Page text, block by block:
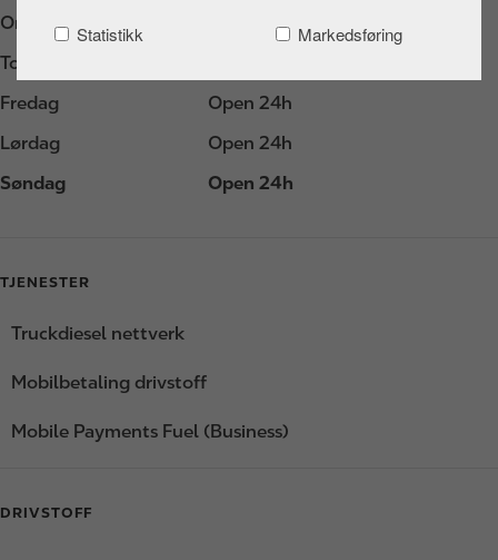
Statistikk
Markedsføring
Onsdag
Open 24h
Torsdag
Fredag
Open 24h
Lørdag
Open 24h
Søndag
Open 24h
TJENESTER
Truckdiesel nettverk
Mobilbetaling drivstoff
Mobile Payments Fuel (Business)
DRIVSTOFF